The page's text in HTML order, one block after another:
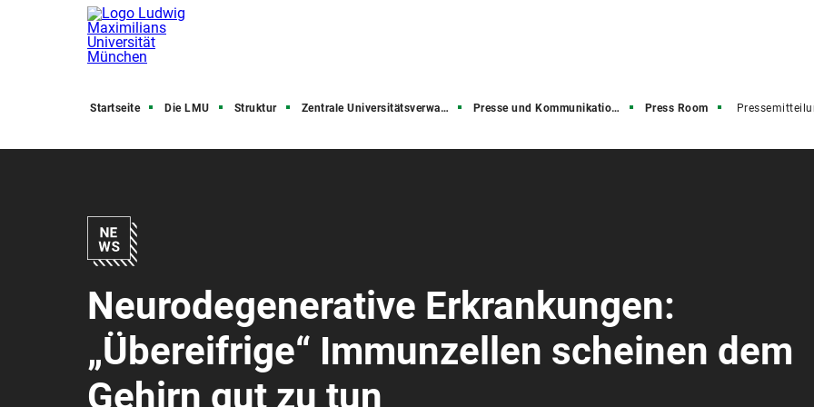
Startseite Die LMU Struktur Zentrale Universitätsverwaltung Presse und Kommunikation (PuK) Press Room
Neurodegenerative Erkrankungen:
„Übereifrige“ Immunzellen scheinen dem
Gehirn gut zu tun